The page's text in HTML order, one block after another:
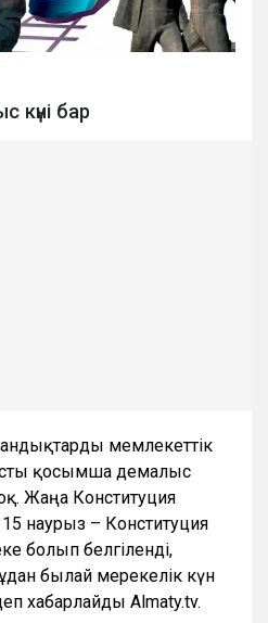
күні бар
мемлекеттік
қосымша демалыс
Жаңа Конституция
наурыз – Конституция
болып белгіленді,
былай мерекелік күн
хабарлайды Almaty.tv.